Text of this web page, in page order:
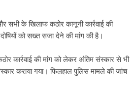
सभी के खिलाफ कठोर कानूनी कार्रवाई की
को सख्त सजा देने की मांग की है।
कार्रवाई की मांग को लेकर अंतिम संस्कार से भी
कराया गया। फिलहाल पुलिस मामले की जांच